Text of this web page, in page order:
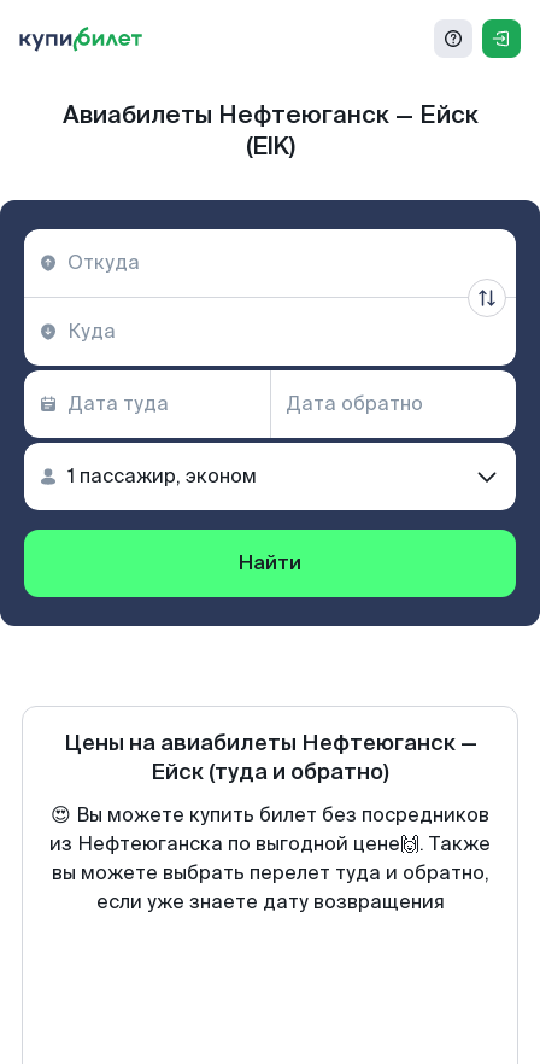
Авиабилеты Нефтеюганск — Ейск
(EIK)
Найти
Цены на авиабилеты Нефтеюганск—
Ейск (туда и обратно)
😍 Вы можете купить билет без посредников
из Нефтеюганска по выгодной цене🙌. Также
вы можете выбрать перелет туда и обратно,
если уже знаете дату возвращения